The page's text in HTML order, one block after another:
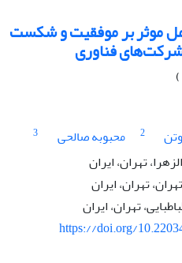
موثر بر موفقیت و شکست
فناوری
2 محبوبه صالحی
3
تهران، ایران
تهران، ایران
تهران، ایران
https://doi.org/